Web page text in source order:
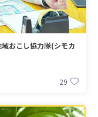
おこし協力隊(シモカ
29